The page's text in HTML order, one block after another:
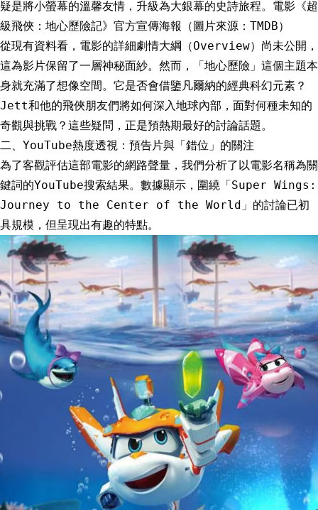
疑是將小螢幕的溫馨友情，升級為大銀幕的史詩旅程。電影《超
級飛俠：地心歷險記》官方宣傳海報（圖片來源：TMDB）
從現有資料看，電影的詳細劇情大綱（Overview）尚未公開，
這為影片保留了一層神秘面紗。然而，「地心歷險」這個主題本
身就充滿了想像空間。它是否會借鑒凡爾納的經典科幻元素？
Jett和他的飛俠朋友們將如何深入地球內部，面對何種未知的
奇觀與挑戰？這些疑問，正是預熱期最好的討論話題。
二、YouTube熱度透視：預告片與「錯位」的關注
為了客觀評估這部電影的網路聲量，我們分析了以電影名稱為關
鍵詞的YouTube搜索結果。數據顯示，圍繞「Super Wings:
Journey to the Center of the World」的討論已初
具規模，但呈現出有趣的特點。